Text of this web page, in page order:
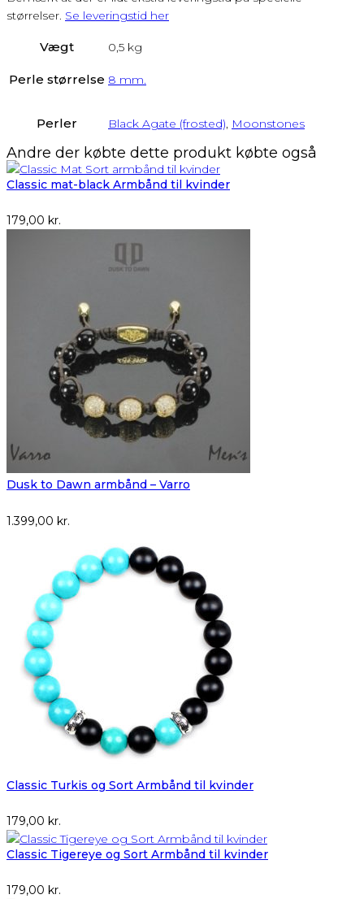
størrelser. Se leveringstid her
Vægt 0,5 kg
Perle størrelse 8 mm.
Perler Black Agate (frosted), Moonstones
Andre der købte dette produkt købte også
Classic mat-black Armbånd til kvinder
179,00 kr.
Dusk to Dawn armbånd – Varro
1.399,00 kr.
Classic Turkis og Sort Armbånd til kvinder
179,00 kr.
Classic Tigereye og Sort Armbånd til kvinder
179,00 kr.